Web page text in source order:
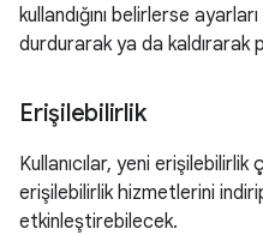
kullandığını belirlerse
durdurarak ya da kaldırarak
Erişilebilirlik
Kullanıcılar, yeni
erişilebilirlik hizmetlerini
etkinleştirebilecek.